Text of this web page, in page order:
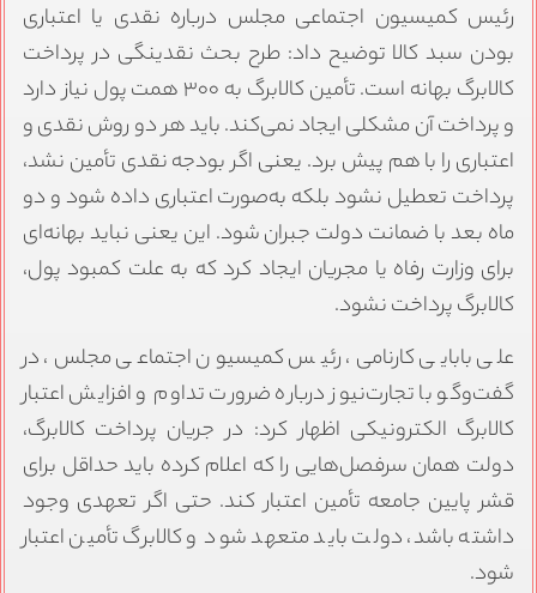
رئیس کمیسیون اجتماعی مجلس درباره نقدی یا اعتباری
بودن سبد کالا توضیح داد: طرح بحث نقدینگی در پرداخت
کالابرگ بهانه است. تأمین کالابرگ به ۳۰۰ همت پول نیاز دارد
و پرداخت آن مشکلی ایجاد نمی‌کند. باید هر دو روش نقدی و
اعتباری را با هم پیش برد. یعنی اگر بودجه نقدی تأمین نشد،
پرداخت تعطیل نشود بلکه به‌صورت اعتباری داده شود و دو
ماه بعد با ضمانت دولت جبران شود. این یعنی نباید بهانه‌ای
برای وزارت رفاه یا مجریان ایجاد کرد که به علت کمبود پول،
کالابرگ پرداخت نشود.
علی بابایی کارنامی، رئیس کمیسیون اجتماعی مجلس، در
گفت‌وگو با تجارت‌نیوز درباره ضرورت تداوم و افزایش اعتبار
کالابرگ الکترونیکی اظهار کرد: در جریان پرداخت کالابرگ،
دولت همان سرفصل‌هایی را که اعلام کرده باید حداقل برای
قشر پایین جامعه تأمین اعتبار کند. حتی اگر تعهدی وجود
داشته باشد، دولت باید متعهد شود و کالابرگ تأمین اعتبار
شود.